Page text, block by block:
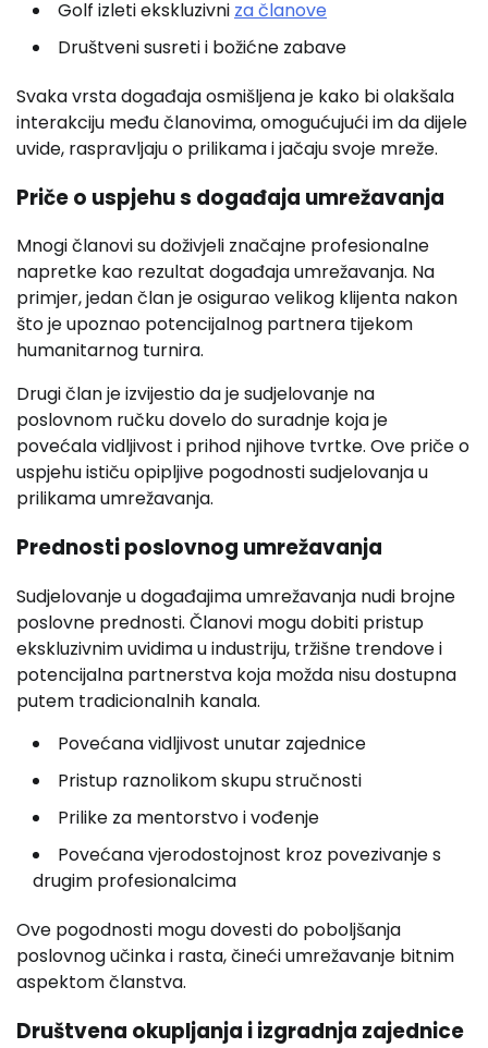
Golf izleti ekskluzivni za članove
Društveni susreti i božićne zabave
Svaka vrsta događaja osmišljena je kako bi olakšala
interakciju među članovima, omogućujući im da dijele
uvide, raspravljaju o prilikama i jačaju svoje mreže.
Priče o uspjehu s događaja umrežavanja
Mnogi članovi su doživjeli značajne profesionalne
napretke kao rezultat događaja umrežavanja. Na
primjer, jedan član je osigurao velikog klijenta nakon
što je upoznao potencijalnog partnera tijekom
humanitarnog turnira.
Drugi član je izvijestio da je sudjelovanje na
poslovnom ručku dovelo do suradnje koja je
povećala vidljivost i prihod njihove tvrtke. Ove priče o
uspjehu ističu opipljive pogodnosti sudjelovanja u
prilikama umrežavanja.
Prednosti poslovnog umrežavanja
Sudjelovanje u događajima umrežavanja nudi brojne
poslovne prednosti. Članovi mogu dobiti pristup
ekskluzivnim uvidima u industriju, tržišne trendove i
potencijalna partnerstva koja možda nisu dostupna
putem tradicionalnih kanala.
Povećana vidljivost unutar zajednice
Pristup raznolikom skupu stručnosti
Prilike za mentorstvo i vođenje
Povećana vjerodostojnost kroz povezivanje s
drugim profesionalcima
Ove pogodnosti mogu dovesti do poboljšanja
poslovnog učinka i rasta, čineći umrežavanje bitnim
aspektom članstva.
Društvena okupljanja i izgradnja zajednice